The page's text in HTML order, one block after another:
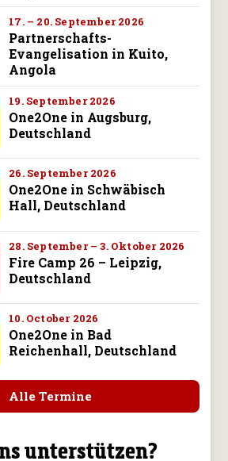
17. – 20. September 2026
Partnerschafts-
Evangelisation in Kuito,
Angola
19. September 2026
One2One in Augsburg,
Deutschland
26. September 2026
One2One in Schwäbisch
Hall, Deutschland
28. September – 3. Oktober 2026
Fire Camp 26 – Leipzig,
Deutschland
10. October 2026
One2One in Bad
Reichenhall, Deutschland
Alle Termine
unterstützen?